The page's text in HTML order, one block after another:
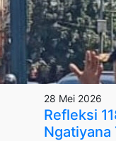
28 Mei 2026
Refleksi
Ngatiyana